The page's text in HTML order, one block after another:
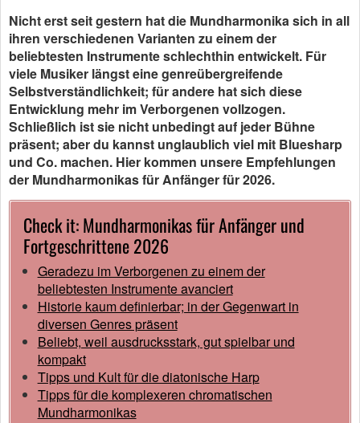
Nicht erst seit gestern hat die Mundharmonika sich in all
ihren verschiedenen Varianten zu einem der
beliebtesten Instrumente schlechthin entwickelt. Für
viele Musiker längst eine genreübergreifende
Selbstverständlichkeit; für andere hat sich diese
Entwicklung mehr im Verborgenen vollzogen.
Schließlich ist sie nicht unbedingt auf jeder Bühne
präsent; aber du kannst unglaublich viel mit Bluesharp
und Co. machen. Hier kommen unsere Empfehlungen
der Mundharmonikas für Anfänger für 2026.
Check it: Mundharmonikas für Anfänger und
Fortgeschrittene 2026
Geradezu im Verborgenen zu einem der
beliebtesten Instrumente avanciert
Historie kaum definierbar; in der Gegenwart in
diversen Genres präsent
Beliebt, weil ausdrucksstark, gut spielbar und
kompakt
Tipps und Kult für die diatonische Harp
Tipps für die komplexeren chromatischen
Mundharmonikas